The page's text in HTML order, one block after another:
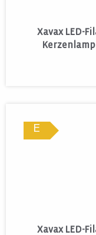
Xavax LED-
E
Xavax LED-